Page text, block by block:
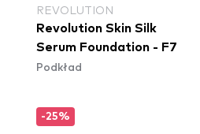
REVOLUTION
Revolution Skin Silk
Serum Foundation - F7
Podkład
-25%